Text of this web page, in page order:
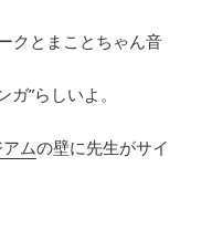
クとまことちゃん音
ガ”らしいよ。
ムの壁に先生がサイ